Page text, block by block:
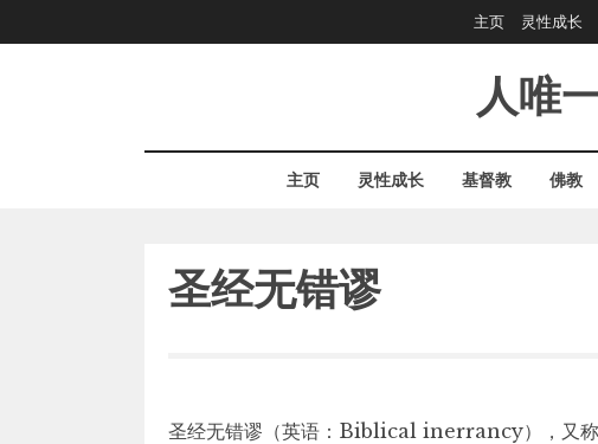
to
主页 灵性成长
人唯
主页 灵性成长 基督教 佛教
圣经无错谬
圣经无错谬（英语：Biblical inerrancy），又称